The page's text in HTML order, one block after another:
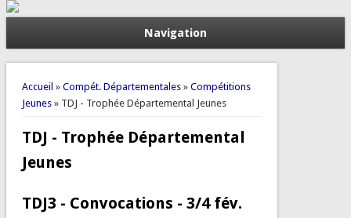
Navigation
Vous êtes ici
Accueil » Compét. Départementales» Compétitions
Jeunes» TDJ - Trophée Départemental Jeunes
TDJ - Trophée Départemental
Jeunes
TDJ3 - Convocations - 3/4 fév.